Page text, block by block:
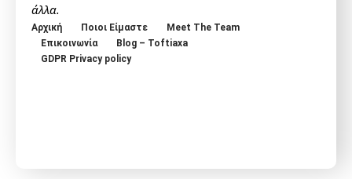
άλλα.
Αρχική Ποιοι Είμαστε
Meet The Team
Επικοινωνία
Blog – Toftiaxa
GDPR Privacy policy